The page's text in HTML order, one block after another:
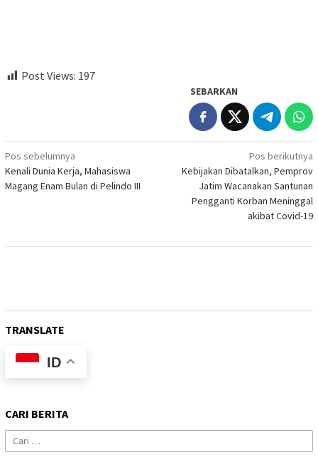
Post Views: 197
SEBARKAN
Navigasi
pos
Pos sebelumnya
Kenali Dunia Kerja, Mahasiswa
Magang Enam Bulan di Pelindo III
Pos berikutnya
Kebijakan Dibatalkan, Pemprov
Jatim Wacanakan Santunan
Pengganti Korban Meninggal
akibat Covid-19
TRANSLATE
ID
CARI BERITA
Cari
untuk: